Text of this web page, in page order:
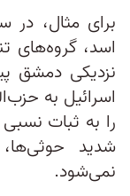
برای مثال، در
اسد، گروه‌های
نزدیکی دمشق
اسرائیل به
را به ثبات
شدید
نمی‌شود.